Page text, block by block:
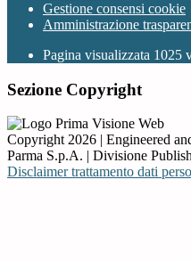
Gestione consensi cookie
Amministrazione
Pagina visualizzata 1025
Sezione Copyright
Copyright 2026 | Engineered
Parma S.p.A. | Divisione
Disclaimer trattamento dati